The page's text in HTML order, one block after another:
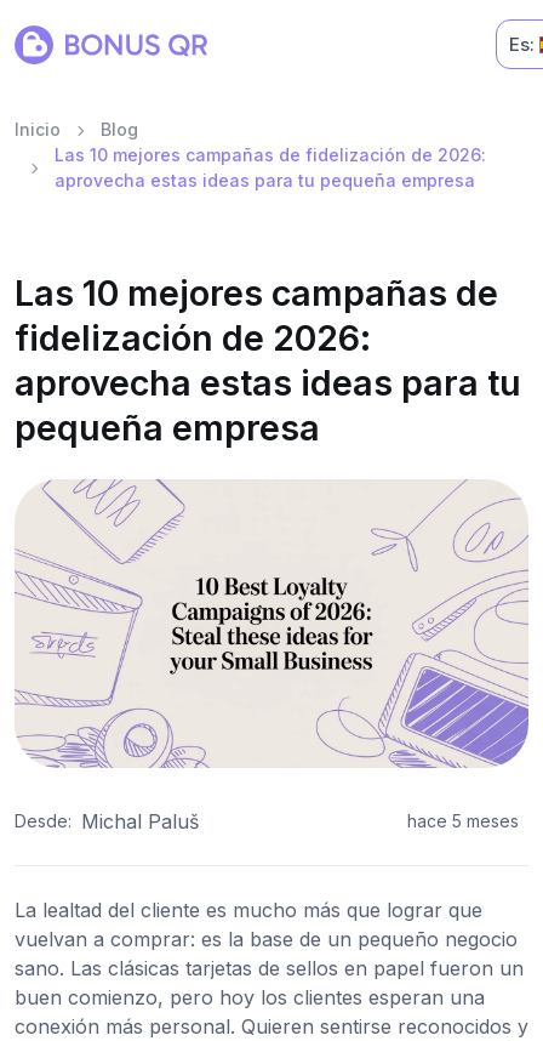
Es:
Inicio
Blog
Las 10 mejores campañas de fidelización de 2026:
aprovecha estas ideas para tu pequeña empresa
Las 10 mejores campañas de
fidelización de 2026:
aprovecha estas ideas para tu
pequeña empresa
Desde: Michal Paluš hace 5 meses
La lealtad del cliente es mucho más que lograr que
vuelvan a comprar: es la base de un pequeño negocio
sano. Las clásicas tarjetas de sellos en papel fueron un
buen comienzo, pero hoy los clientes esperan una
conexión más personal. Quieren sentirse reconocidos y